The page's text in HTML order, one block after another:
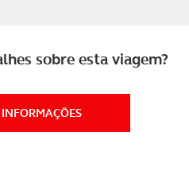
sobre esta viagem?